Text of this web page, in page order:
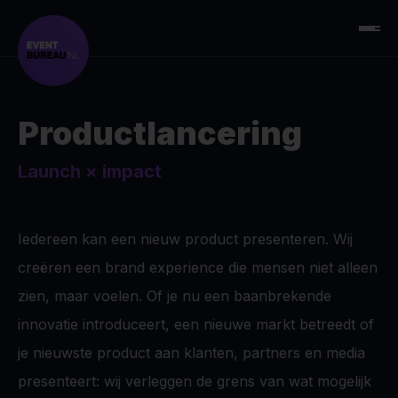
Productlancering
Launch × impact
Iedereen kan een nieuw product presenteren. Wij
creëren een brand experience die mensen niet alleen
zien, maar voelen. Of je nu een baanbrekende
innovatie introduceert, een nieuwe markt betreedt of
je nieuwste product aan klanten, partners en media
presenteert: wij verleggen de grens van wat mogelijk